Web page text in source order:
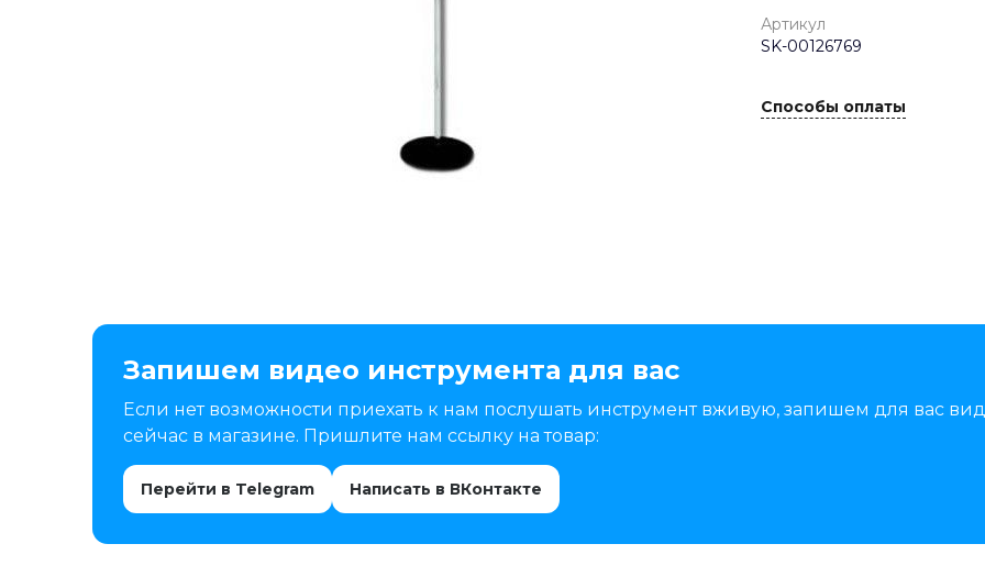
Артикул
SK-00126769
Способы оплаты
Запишем видео инструмента для вас
Если нет возможности приехать к нам послушать инструмент вживую, запишем для вас
сейчас в магазине. Пришлите нам ссылку на товар:
Перейти в Telegram Написать в ВКонтакте